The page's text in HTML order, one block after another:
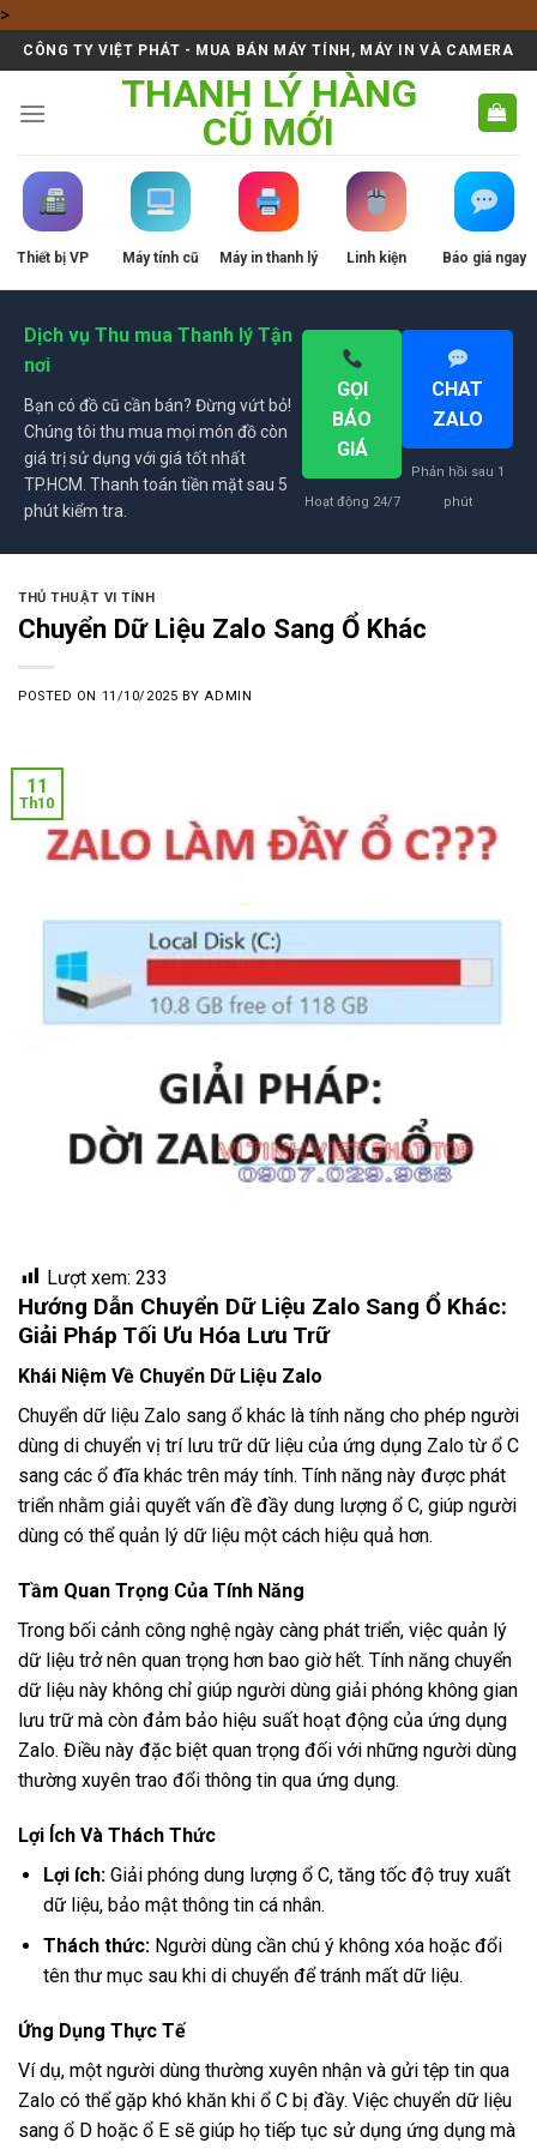
>Skip
to
content
CÔNG TY VIỆT PHÁT - MUA BÁN MÁY TÍNH, MÁY IN VÀ CAMERA
THANH LÝ HÀNG
CŨ MỚI
Thiết bị VP Máy tính cũ Máy in thanh lý Linh kiện Báo giá ngay
Dịch vụ Thu mua Thanh lý Tận
nơi
Bạn có đồ cũ cần bán? Đừng vứt bỏ!
Chúng tôi thu mua mọi món đồ còn
giá trị sử dụng với giá tốt nhất
TP.HCM. Thanh toán tiền mặt sau 5
phút kiểm tra.
GỌI
BÁO
GIÁ
Hoạt động 24/7
CHAT
ZALO
Phản hồi sau 1
phút
THỦ THUẬT VI TÍNH
Chuyển Dữ Liệu Zalo Sang Ổ Khác
POSTED ON 11/10/2025 BY ADMIN
11
Th10
Lượt xem: 233
Hướng Dẫn Chuyển Dữ Liệu Zalo Sang Ổ Khác:
Giải Pháp Tối Ưu Hóa Lưu Trữ
Khái Niệm Về Chuyển Dữ Liệu Zalo
Chuyển dữ liệu Zalo sang ổ khác là tính năng cho phép người
dùng di chuyển vị trí lưu trữ dữ liệu của ứng dụng Zalo từ ổ C
sang các ổ đĩa khác trên máy tính. Tính năng này được phát
triển nhằm giải quyết vấn đề đầy dung lượng ổ C, giúp người
dùng có thể quản lý dữ liệu một cách hiệu quả hơn.
Tầm Quan Trọng Của Tính Năng
Trong bối cảnh công nghệ ngày càng phát triển, việc quản lý
dữ liệu trở nên quan trọng hơn bao giờ hết. Tính năng chuyển
dữ liệu này không chỉ giúp người dùng giải phóng không gian
lưu trữ mà còn đảm bảo hiệu suất hoạt động của ứng dụng
Zalo. Điều này đặc biệt quan trọng đối với những người dùng
thường xuyên trao đổi thông tin qua ứng dụng.
Lợi Ích Và Thách Thức
Lợi ích:Giải phóng dung lượng ổ C, tăng tốc độ truy xuất
dữ liệu, bảo mật thông tin cá nhân.
Thách thức:Người dùng cần chú ý không xóa hoặc đổi
tên thư mục sau khi di chuyển để tránh mất dữ liệu.
Ứng Dụng Thực Tế
Ví dụ, một người dùng thường xuyên nhận và gửi tệp tin qua
Zalo có thể gặp khó khăn khi ổ C bị đầy. Việc chuyển dữ liệu
sang ổ D hoặc ổ E sẽ giúp họ tiếp tục sử dụng ứng dụng mà